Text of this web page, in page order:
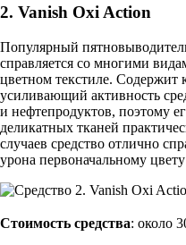
2. Vanish Oxi Action
Популярный
справляется со многими
цветном текстиле. Содержит
усиливающий активность
и нефтепродуктов, поэтому
деликатных тканей
случаев средство отлично
урона первоначальному цвету
Стоимость средства: около